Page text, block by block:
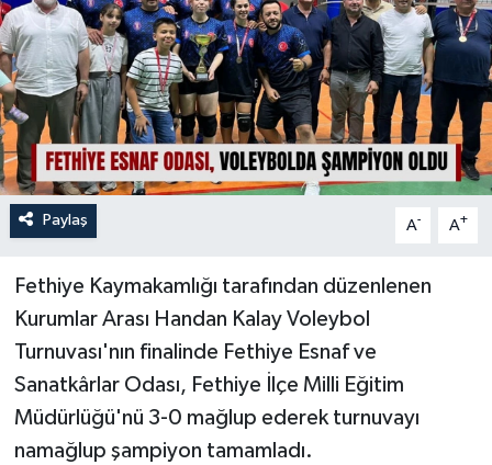
Paylaş A- A+
Fethiye Kaymakamlığı tarafından düzenlenen
Kurumlar Arası Handan Kalay Voleybol
Turnuvası'nın finalinde Fethiye Esnaf ve
Sanatkârlar Odası, Fethiye İlçe Milli Eğitim
Müdürlüğü'nü 3-0 mağlup ederek turnuvayı
namağlup şampiyon tamamladı.